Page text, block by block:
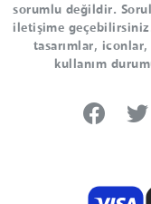
sorumlu değildir.
iletişime
tasarımlar,
kullanım